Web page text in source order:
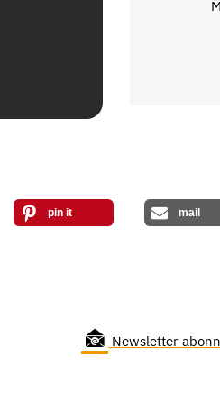
pin it mail
Newsletter